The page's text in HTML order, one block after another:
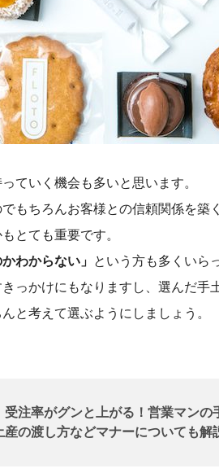
ていく機会も多いと思います。
もちろんお客様との信頼関係を築
とても重要です。
わからない」 という方も多くいら
っかけにもなりますし、選んだ手
と考えて選ぶようにしましょう。
受注率がグンと上がる！営業マンの
の渡し方などマナーについても解